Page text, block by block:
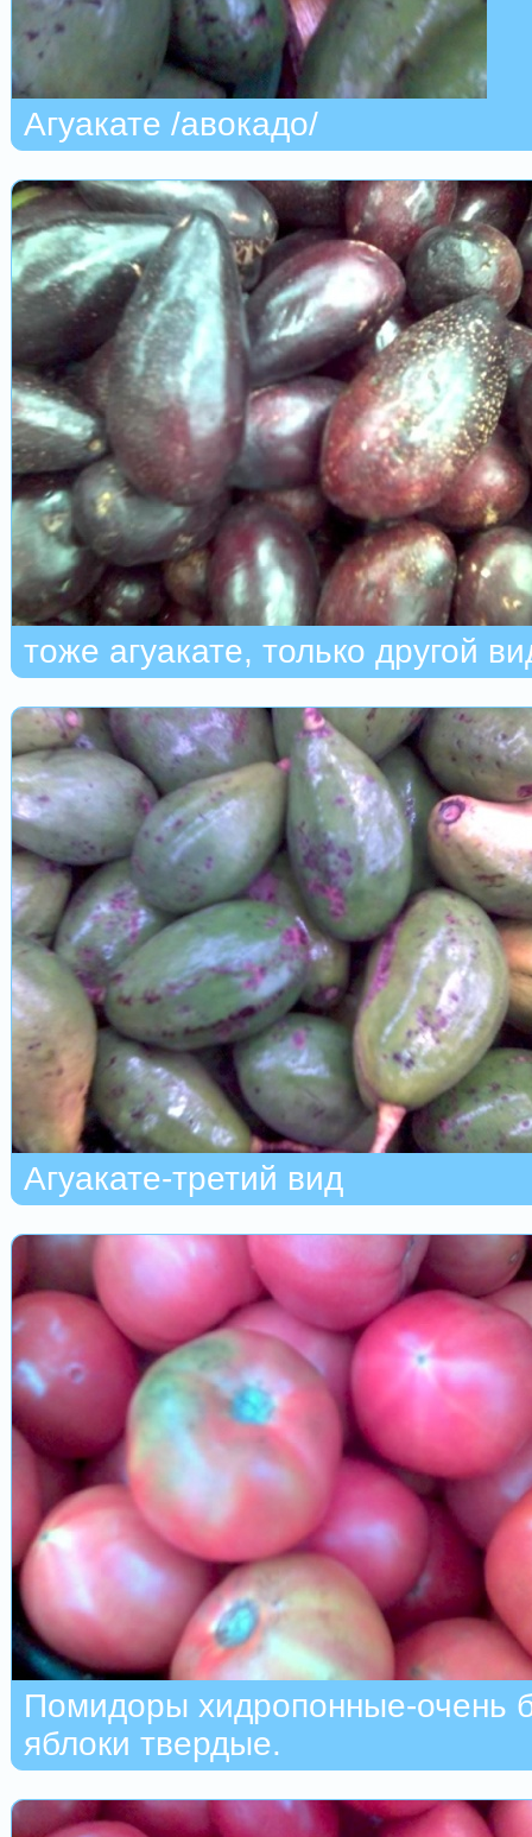
Агуакате /авокадо/
тоже агуакате, только другой
Агуакате-третий вид
Помидоры хидропонные-очень
яблоки твердые.